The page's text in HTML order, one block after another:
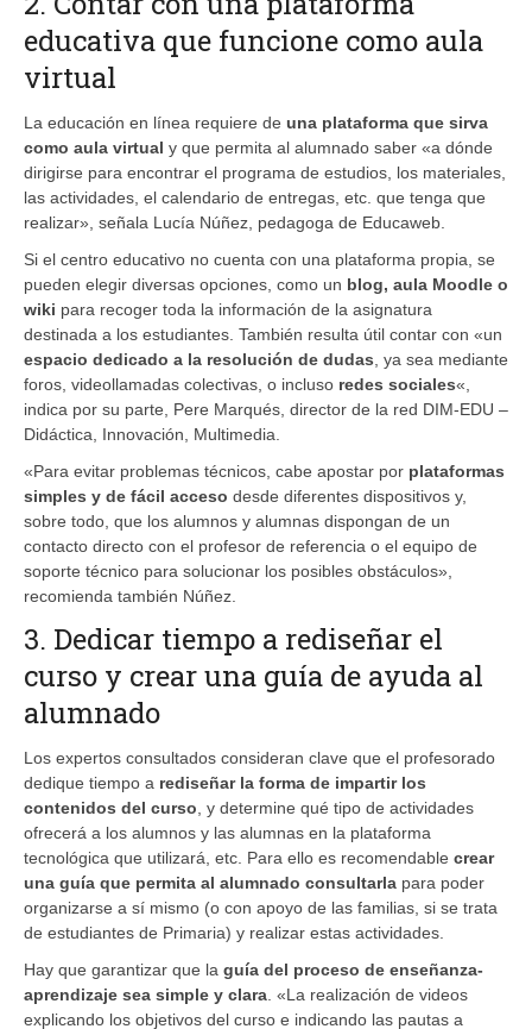
educativa que funcione como aula
virtual
La educación en línea requiere de una plataforma que sirva
como aula virtual y que permita al alumnado saber «a dónde
dirigirse para encontrar el programa de estudios, los materiales,
las actividades, el calendario de entregas, etc. que tenga que
realizar», señala Lucía Núñez, pedagoga de Educaweb.
Si el centro educativo no cuenta con una plataforma propia, se
pueden elegir diversas opciones, como un blog, aula Moodle o
wiki para recoger toda la información de la asignatura
destinada a los estudiantes. También resulta útil contar con «un
espacio dedicado a la resolución de dudas , ya sea mediante
foros, videollamadas colectivas, o incluso redes sociales«,
indica por su parte, Pere Marqués, director de la red DIM-EDU –
Didáctica, Innovación, Multimedia.
«Para evitar problemas técnicos, cabe apostar por plataformas
simples y de fácil acceso desde diferentes dispositivos y,
sobre todo, que los alumnos y alumnas dispongan de un
contacto directo con el profesor de referencia o el equipo de
soporte técnico para solucionar los posibles obstáculos»,
recomienda también Núñez.
3. Dedicar tiempo a rediseñar el
curso y crear una guía de ayuda al
alumnado
Los expertos consultados consideran clave que el profesorado
dedique tiempo a rediseñar la forma de impartir los
contenidos del curso , y determine qué tipo de actividades
ofrecerá a los alumnos y las alumnas en la plataforma
tecnológica que utilizará, etc. Para ello es recomendable crear
una guía que permita al alumnado consultarla para poder
organizarse a sí mismo (o con apoyo de las familias, si se trata
de estudiantes de Primaria) y realizar estas actividades.
Hay que garantizar que la guía del proceso de enseñanza-
aprendizaje sea simple y clara . «La realización de videos
explicando los objetivos del curso e indicando las pautas a